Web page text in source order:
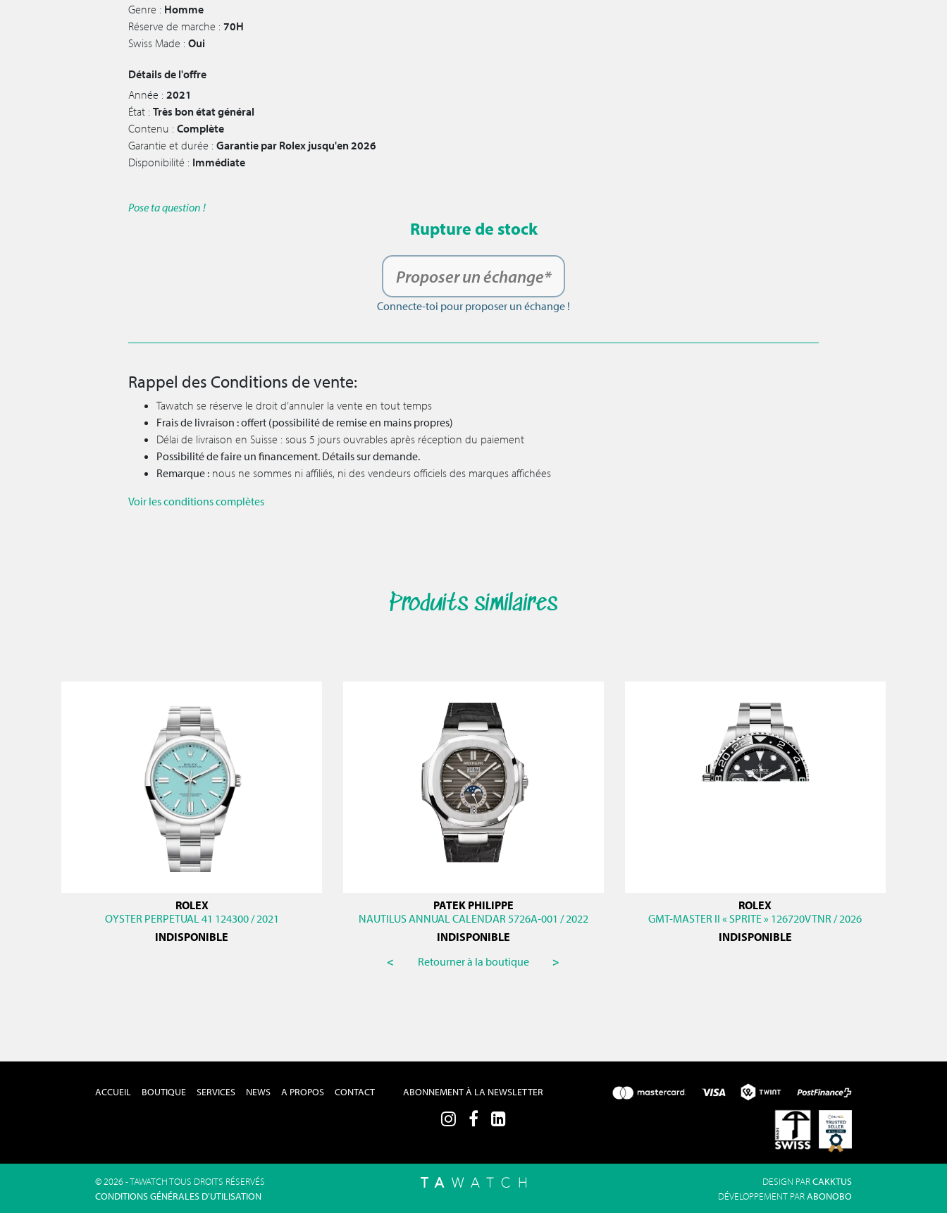
Genre : Homme
Réserve de marche : 70H
Swiss Made : Oui
Détails de l'offre
Année : 2021
État : Très bon état général
Contenu : Complète
Garantie et durée : Garantie par Rolex jusqu'en 2026
Disponibilité : Immédiate
Pose ta question !
Rupture de stock
Proposer un échange*
Connecte-toi pour proposer un échange !
Rappel des Conditions de vente:
Tawatch se réserve le droit d’annuler la vente en tout temps
Frais de livraison : offert (possibilité de remise en mains propres)
Délai de livraison en Suisse : sous 5 jours ouvrables après réception du paiement
Possibilité de faire un financement. Détails sur demande.
Remarque : nous ne sommes ni affiliés, ni des vendeurs officiels des marques affichées
Voir les conditions complètes
Produits similaires
ROLEX
OYSTER PERPETUAL 41 124300 / 2021
INDISPONIBLE
PATEK PHILIPPE
NAUTILUS ANNUAL CALENDAR 5726A-001 / 2022
INDISPONIBLE
ROLEX
GMT-MASTER II « SPRITE » 126720VTNR / 2026
INDISPONIBLE
<
Retourner à la boutique >
ACCUEIL BOUTIQUE SERVICES NEWS A PROPOS CONTACT ABONNEMENT À LA NEWSLETTER
© 2026 - TAWATCH TOUS DROITS RÉSERVÉS
CONDITIONS GÉNÉRALES D'UTILISATION
DESIGN PARCAKKTUS
DÉVELOPPEMENT PARABONOBO